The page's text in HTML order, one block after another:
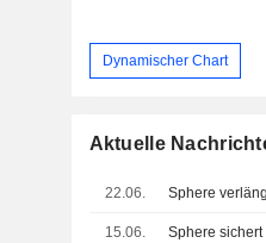
Dynamischer Chart
Aktuelle
22.06. Sphere
15.06. Sphere